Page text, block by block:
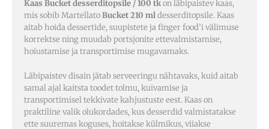
Kaas Bucket desserditopsile / 100 tkon läbipaistev kaas,
mis sobib MartellatoBucket 210 mldesserditopsile. Kaas
aitab hoida dessertide, suupistete ja finger food’i välimuse
korrektse ning muudab portsjonite ettevalmistamise,
hoiustamise ja transportimise mugavamaks.
Läbipaistev disain jätab serveeringu nähtavaks, kuid aitab
samal ajal kaitsta toodet tolmu, kuivamise ja
transportimisel tekkivate kahjustuste eest. Kaas on
praktiline valik olukordades, kus desserdid valmistatakse
ette suuremas koguses, hoitakse külmikus, viiakse